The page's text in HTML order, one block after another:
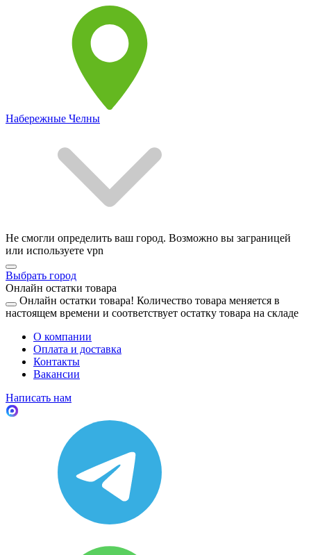
Набережные Челны
Не смогли определить ваш город. Возможно вы заграницей
или используете vpn
Выбрать город
Онлайн остатки товара
Онлайн остатки товара! Количество товара меняется в
настоящем времени и соответствует остатку товара на складе
О компании
Оплата и доставка
Контакты
Вакансии
Написать нам